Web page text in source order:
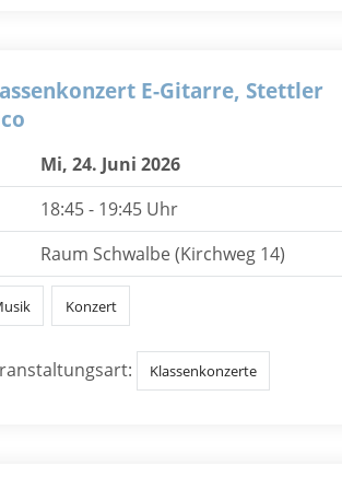
E-Gitarre, Stettler
Mi, 24. Juni 2026
18:45 - 19:45 Uhr
Raum Schwalbe (Kirchweg 14)
Konzert
Klassenkonzerte